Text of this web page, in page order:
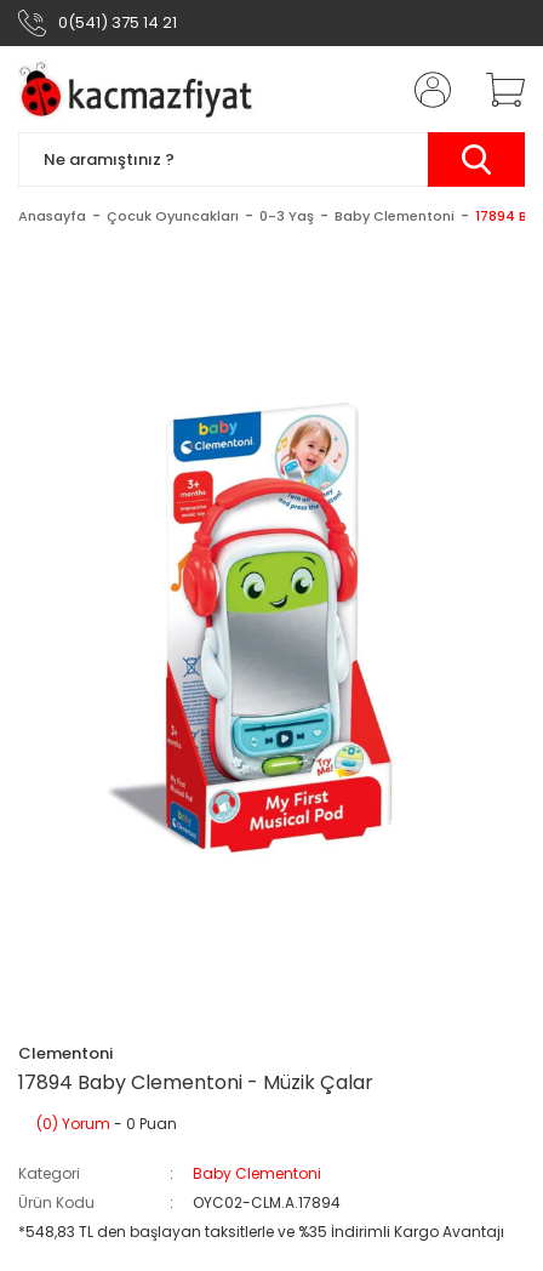
0(541) 375 14 21
Anasayfa Çocuk Oyuncakları 0-3 Yaş Baby Clementoni 17894
Clementoni
17894 Baby Clementoni - Müzik Çalar
(0) Yorum - 0 Puan
Kategori
Baby Clementoni
Ürün Kodu
OYC02-CLM.A.17894
*548,83 TL den başlayan taksitlerle ve %35 İndirimli Kargo Avantajı